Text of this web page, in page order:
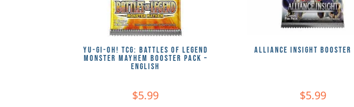
YU-GI-OH! TCG: BATTLES OF LEGEND
MONSTER MAYHEM BOOSTER PACK –
ENGLISH
$5.99
ALLIANCE INSIGHT BOOSTER
$5.99